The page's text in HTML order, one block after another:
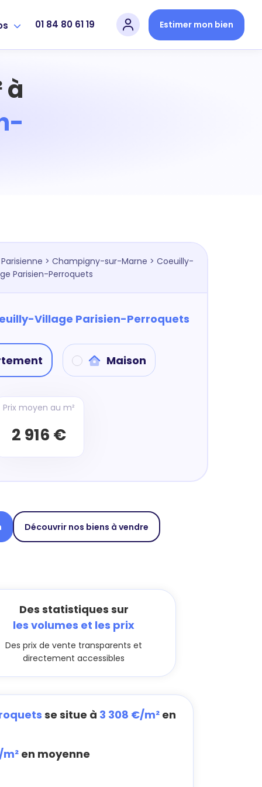
01 84 80 61 19 Estimer mon bien
à
> Champigny-sur-Marne > Coeuilly-
Parisien-Perroquets
Village Parisien-Perroquets
Maison
Prix moyen au m²
2 916 €
Découvrir nos biens à vendre
Des statistiques sur
les volumes et les prix
Des prix de vente transparents et
directement accessibles
se situe à 3 308 €/m² en
m² en moyenne